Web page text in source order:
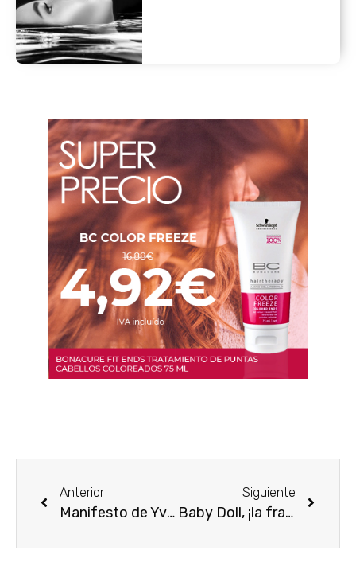
Anterior
Manifesto de Yves Saint Laurent
Siguiente
Baby Doll, ¡la fragancia con el espíritu más joven de Yves Saint Laurent!